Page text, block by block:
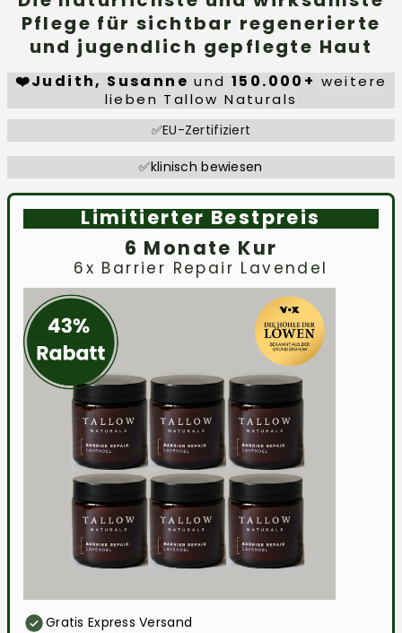
Pflege für sichtbar regenerierte
und jugendlich gepflegte Haut
❤️Judith, Susanne und 150.000+ weitere
lieben Tallow Naturals
✅EU-Zertifiziert
✅klinisch bewiesen
Limitierter Bestpreis
6 Monate Kur
6x Barrier Repair Lavendel
Gratis Express Versand